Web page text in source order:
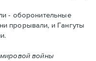
- оборонительные
прорывали, и Гангуты
мировой войны